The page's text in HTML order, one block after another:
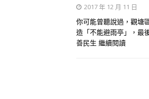
2017 年 12 月 11 日
你可能曾聽說過，觀塘
造「不能避雨亭」，最
善民生 繼續閱讀